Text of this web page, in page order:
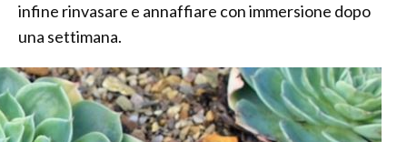
infine rinvasare e annaffiare con immersione dopo
una settimana.